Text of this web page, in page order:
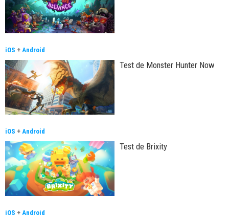
iOS + Android
Test de Monster Hunter Now
iOS + Android
Test de Brixity
iOS + Android